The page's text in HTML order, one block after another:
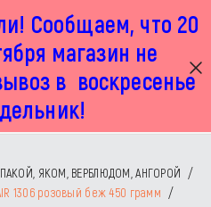
Сообщаем, что 20
магазин не
в воскресенье
+7 925 449 67 92
ЯКОМ, ВЕРБЛЮДОМ, АНГОРОЙ /
1306 розовый беж 450 грамм /